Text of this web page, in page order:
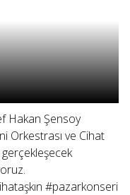
Hakan Şensoy
Orkestrası ve Cihat
#pazarkonseri